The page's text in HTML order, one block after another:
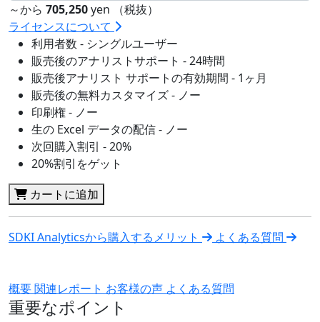
～から 705,250yen （税抜）
ライセンスについて
利用者数 - シングルユーザー
販売後のアナリストサポート - 24時間
販売後アナリスト サポートの有効期間 - 1ヶ月
販売後の無料カスタマイズ - ノー
印刷権 - ノー
生の Excel データの配信 - ノー
次回購入割引 - 20%
20%割引をゲット
カートに追加
SDKI Analyticsから購入するメリット よくある質問
概要関連レポート お客様の声 よくある質問
重要なポイント